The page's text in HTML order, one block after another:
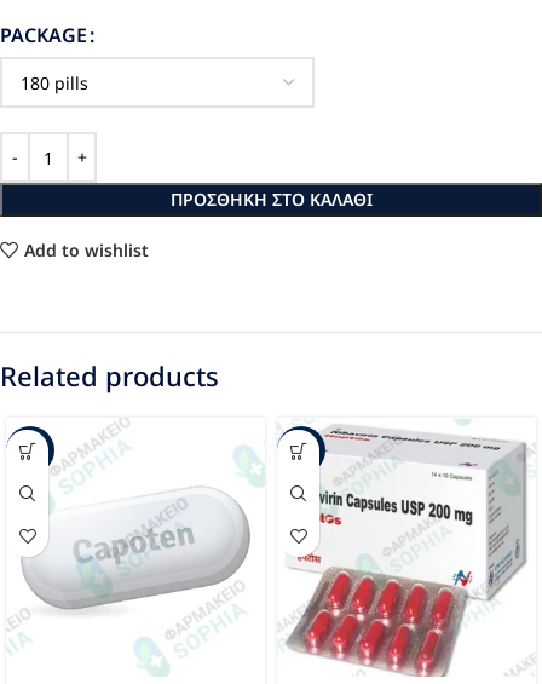
PACKAGE
ΠΡΟΣΘΉΚΗ ΣΤΟ ΚΑΛΆΘΙ
Add to wishlist
Related products
-36% -12%